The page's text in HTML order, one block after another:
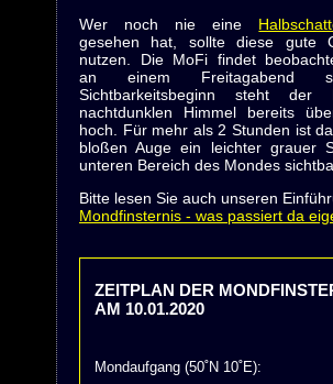
Wer noch nie eine
gesehen hat, sollte diese gute
nutzen. Die MoFi findet
an einem Freitagabend
Sichtbarkeitsbeginn steht der
nachtdunklen Himmel bereits
hoch. Für mehr als 2 Stunden ist
bloßen Auge ein leichter grauer
unteren Bereich des Mondes
Bitte lesen Sie auch unseren
Mondfinsternis - was passiert da
ZEITPLAN DER
AM 10.01.2020
Mondaufgang (50˚N 10˚E):